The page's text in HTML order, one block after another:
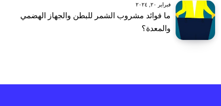
فبراير ٢٠, ٢٠٢٤
ما فوائد مشروب الشمر للبطن والجهاز الهضمي
والمعدة؟